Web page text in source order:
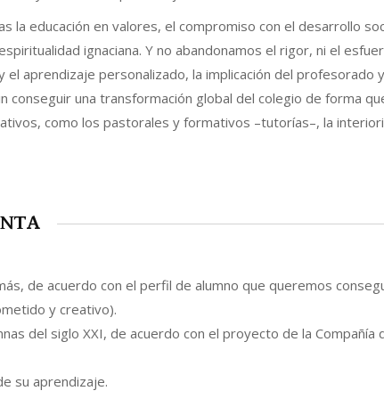
la educación en valores, el compromiso con el desarrollo
ignaciana. Y no abandonamos el rigor, ni el
aprendizaje personalizado, la implicación del profesorado
conseguir una transformación global del colegio de forma
como los pastorales y formativos –tutorías–, la
de acuerdo con el perfil de alumno que queremos
y creativo).
del siglo XXI, de acuerdo con el proyecto de la Compañía
su aprendizaje.